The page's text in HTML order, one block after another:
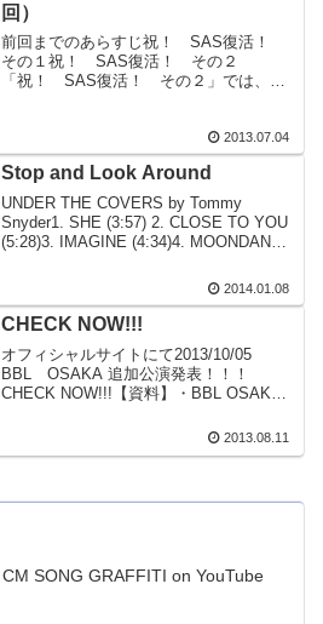
回）
前回までのあらすじ祝！ SAS復活！
その１祝！ SAS復活！ その２
「祝！ SAS復活！ その２」では、
トテン』で第1位に輝き、第89回・1979
年10月...
2013.07.04
Stop and Look Around
UNDER THE COVERS by Tommy
Snyder1. SHE (3:57) 2. CLOSE TO YOU
(5:28)3. IMAGINE (4:34)4. MOONDANCE
2014.01.08
CHECK NOW!!!
オフィシャルサイトにて2013/10/05
BBL OSAKA 追加公演発表！！！
CHECK NOW!!!【資料】・BBL OSAKA
OSAKA)・チケットの日程変えたいな、
2013.08.11
CM SONG GRAFFITI on YouTube